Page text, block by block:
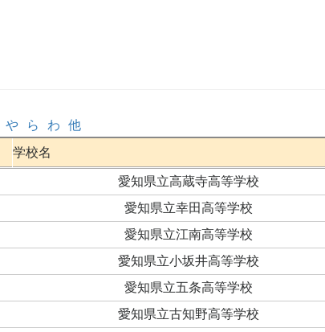
や ら わ
他
学校名
愛知県立高蔵寺高等学校
愛知県立幸田高等学校
愛知県立江南高等学校
愛知県立小坂井高等学校
愛知県立五条高等学校
愛知県立古知野高等学校